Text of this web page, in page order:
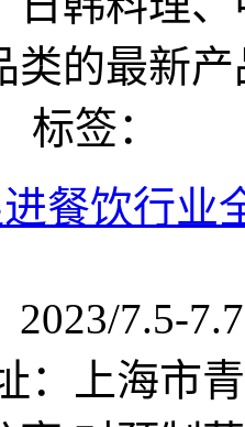
类的最新
标签：
餐饮行业
2023/7.5-
：上海市